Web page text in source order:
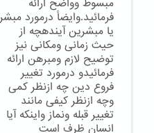
فرمائید.وایضاً درمورد مبشر
یا مبشرین آیندهچه از
حیث زمانی ومکانی نیز
توضیح لازم ومبرهن ارائه
فرمائیدو درمورد تغییر
فروع دین چه ازنظر کمی
وچه ازنظر کیفی مانند
تغییر قبله ونماز واینکه آیا
انسان ظرف است